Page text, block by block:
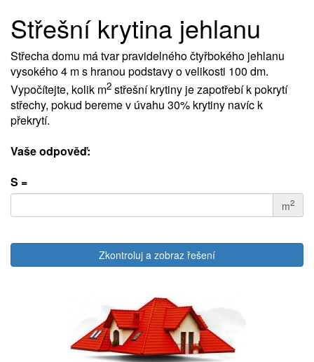
Střešní krytina jehlanu
Střecha domu má tvar pravidelného čtyřbokého jehlanu
vysokého 4 m s hranou podstavy o velikosti 100 dm.
Vypočítejte, kolik m2 střešní krytiny je zapotřebí k pokrytí
střechy, pokud bereme v úvahu 30% krytiny navíc k
překrytí.
Vaše odpověď:
S =
m2
Zkontroluj a zobraz řešení